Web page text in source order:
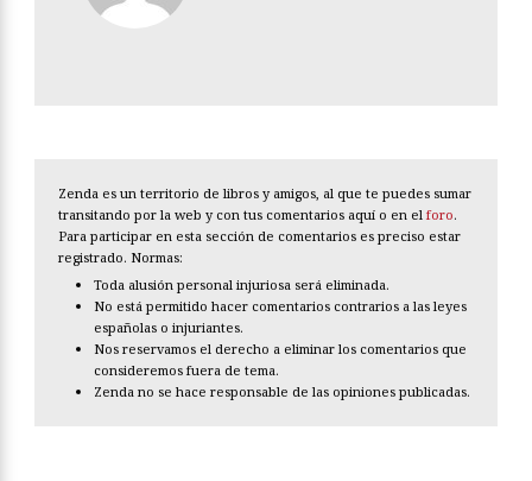
Zenda es un territorio de libros y amigos, al que te puedes sumar
transitando por la web y con tus comentarios aquí o en el foro.
Para participar en esta sección de comentarios es preciso estar
registrado. Normas:
Toda alusión personal injuriosa será eliminada.
No está permitido hacer comentarios contrarios a las leyes
españolas o injuriantes.
Nos reservamos el derecho a eliminar los comentarios que
consideremos fuera de tema.
Zenda no se hace responsable de las opiniones publicadas.